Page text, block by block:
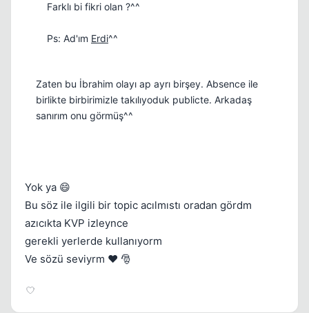
Farklı bi fikri olan ?^^
Ps: Ad'ım Erdi^^
Zaten bu İbrahim olayı ap ayrı birşey. Absence ile
birlikte birbirimizle takılıyoduk publicte. Arkadaş
sanırım onu görmüş^^
Yok ya 😄
Bu söz ile ilgili bir topic acılmıstı oradan gördm
azıcıkta KVP izleynce
gerekli yerlerde kullanıyorm
Ve sözü seviyrm ❤️ 🎅